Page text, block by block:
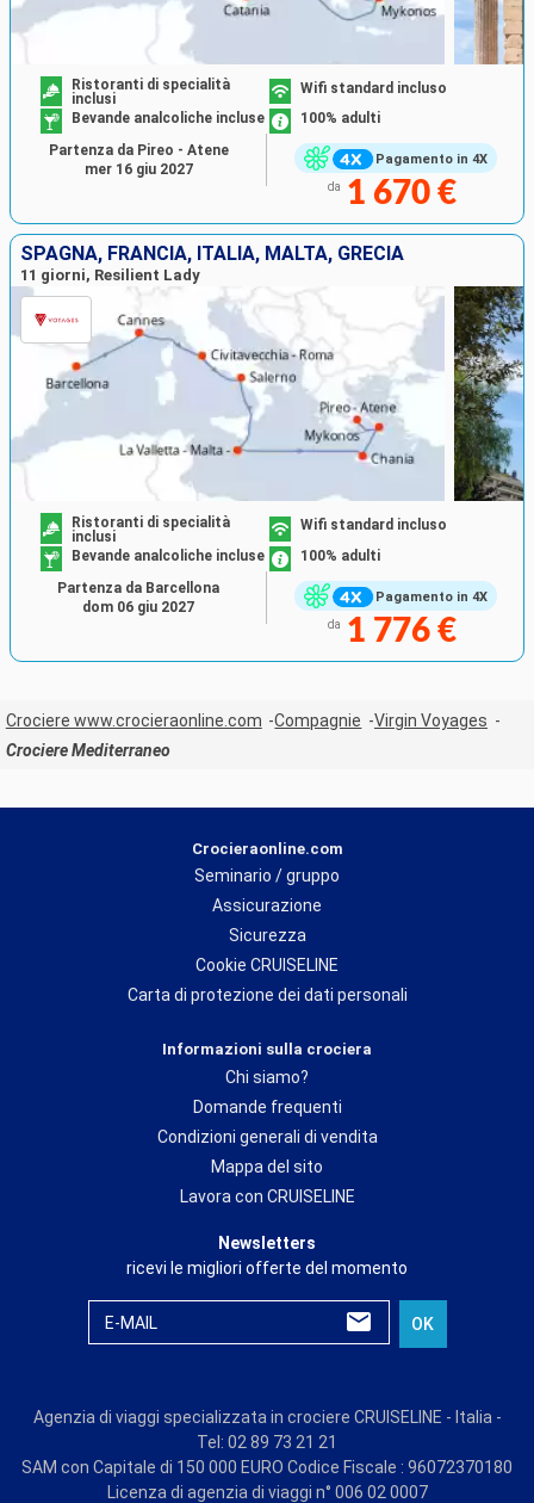
Pagamento in 4X
Ristoranti di specialità
inclusi
Wifi standard incluso
Bevande analcoliche incluse
100% adulti
da 1 670 €
Partenza da Pireo - Atene
mer 16 giu 2027
SPAGNA, FRANCIA, ITALIA, MALTA, GRECIA
11 giorni, Resilient Lady
Pagamento in 4X
Ristoranti di specialità
inclusi
Wifi standard incluso
Bevande analcoliche incluse
100% adulti
da 1 776 €
Partenza da Barcellona
dom 06 giu 2027
Crociere www.crocieraonline.com Compagnie
Virgin Voyages
Crociere Mediterraneo
Crocieraonline.com
Seminario / gruppo
Assicurazione
Sicurezza
Cookie CRUISELINE
Carta di protezione dei dati personali
Informazioni sulla crociera
Chi siamo?
Domande frequenti
Condizioni generali di vendita
Mappa del sito
Lavora con CRUISELINE
Newsletters
ricevi le migliori offerte del momento
E-MAIL OK
Agenzia di viaggi specializzata in crociere CRUISELINE - Italia -
Tel: 02 89 73 21 21
SAM con Capitale di 150 000 EURO Codice Fiscale : 96072370180
Licenza di agenzia di viaggi n° 006 02 0007